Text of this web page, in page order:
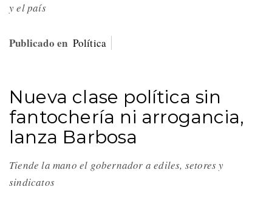
y el país
Publicado en Política
Nueva clase política sin
fantochería ni arrogancia,
lanza Barbosa
Tiende la mano el gobernador a ediles, setores y
sindicatos